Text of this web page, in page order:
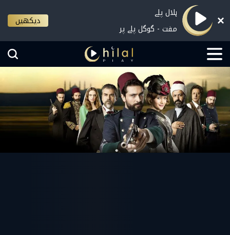
ہلال پلے
مفت - گوگل پلے پر
دیکھیں